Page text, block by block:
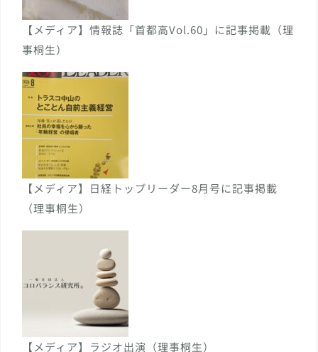
【メディア】情報誌「首都高Vol.60」に記事掲載（理
事桐生）
【メディア】日経トップリーダー8月号に記事掲載
（理事桐生）
【メディア】ラジオ出演（理事桐生）